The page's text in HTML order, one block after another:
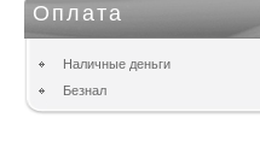
Оплата
Наличные деньги
Безнал